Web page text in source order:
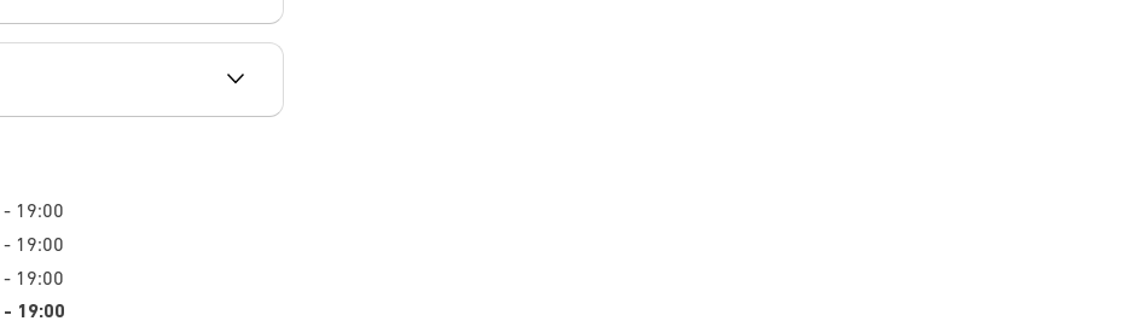
19:00
19:00
19:00
19:00